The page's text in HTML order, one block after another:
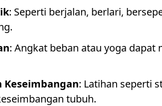
: Seperti berjalan, berlari,
: Angkat beban atau yoga
: Latihan seperti
tubuh.